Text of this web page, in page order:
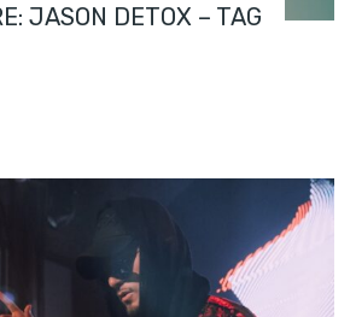
JASON DETOX – TAG